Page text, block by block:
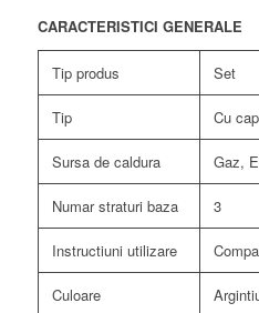
CARACTERISTICI GENERALE
Tip produs Set
Tip Cu
Sursa de caldura Gaz,
Numar straturi baza 3
Instructiuni utilizare
Culoare